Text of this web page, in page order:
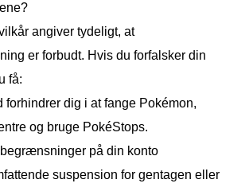
angiver tydeligt, at
er forbudt. Hvis du forfalsker din
få:
forhindrer dig i at fange Pokémon,
og bruge PokéStops.
på din konto
suspension for gentagen eller